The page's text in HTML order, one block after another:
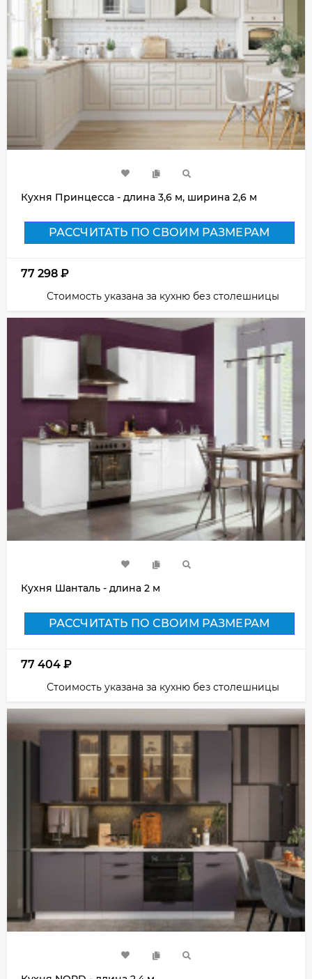
Кухня Принцесса - длина 3,6 м, ширина 2,6 м
РАССЧИТАТЬ ПО СВОИМ РАЗМЕРАМ
77 298 ₽
Стоимость указана за кухню без столешницы
Кухня Шанталь - длина 2 м
РАССЧИТАТЬ ПО СВОИМ РАЗМЕРАМ
77 404 ₽
Стоимость указана за кухню без столешницы